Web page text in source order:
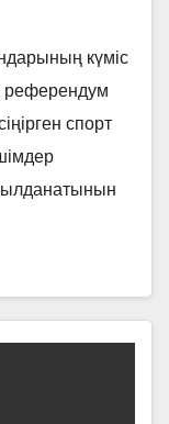
күміс
референдум
спорт